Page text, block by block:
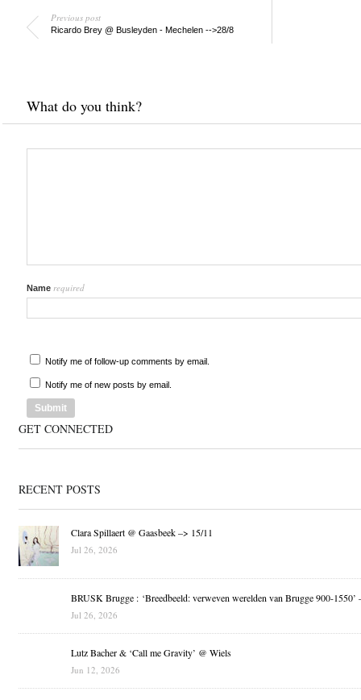
Previous post
Ricardo Brey @ Busleyden - Mechelen -->28/8
What do you think?
Name required
Notify me of follow-up comments by email.
Notify me of new posts by email.
GET CONNECTED
RECENT POSTS
Clara Spillaert @ Gaasbeek –> 15/11
Jul 26, 2026
BRUSK Brugge : ‘Breedbeeld: verweven werelden van Brugge 900-1550’
Jul 26, 2026
Lutz Bacher & ‘Call me Gravity’ @ Wiels
Jun 12, 2026